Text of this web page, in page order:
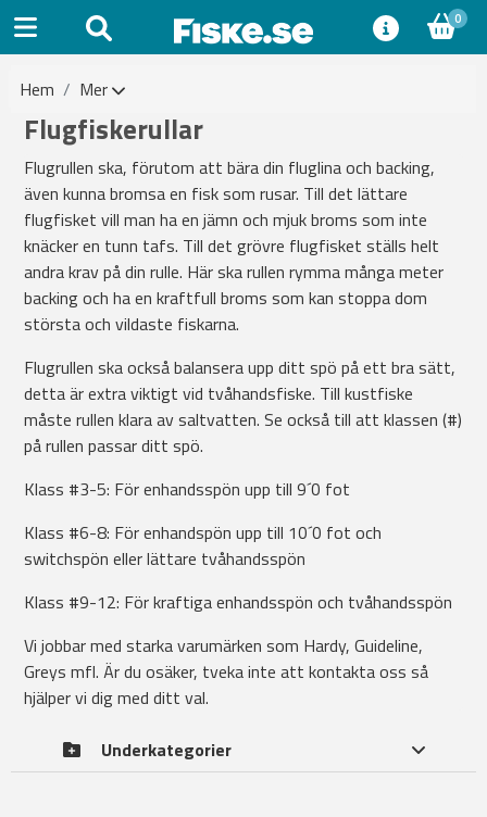
0
Hem Mer
Flugfiskerullar
Flugrullen ska, förutom att bära din fluglina och backing,
även kunna bromsa en fisk som rusar. Till det lättare
flugfisket vill man ha en jämn och mjuk broms som inte
knäcker en tunn tafs. Till det grövre flugfisket ställs helt
andra krav på din rulle. Här ska rullen rymma många meter
backing och ha en kraftfull broms som kan stoppa dom
största och vildaste fiskarna.
Flugrullen ska också balansera upp ditt spö på ett bra sätt,
detta är extra viktigt vid tvåhandsfiske. Till kustfiske
måste rullen klara av saltvatten. Se också till att klassen (#)
på rullen passar ditt spö.
Klass #3-5: För enhandsspön upp till 9´0 fot
Klass #6-8: För enhandspön upp till 10´0 fot och
switchspön eller lättare tvåhandsspön
Klass #9-12: För kraftiga enhandsspön och tvåhandsspön
Vi jobbar med starka varumärken som Hardy, Guideline,
Greys mfl. Är du osäker, tveka inte att kontakta oss så
hjälper vi dig med ditt val.
Underkategorier